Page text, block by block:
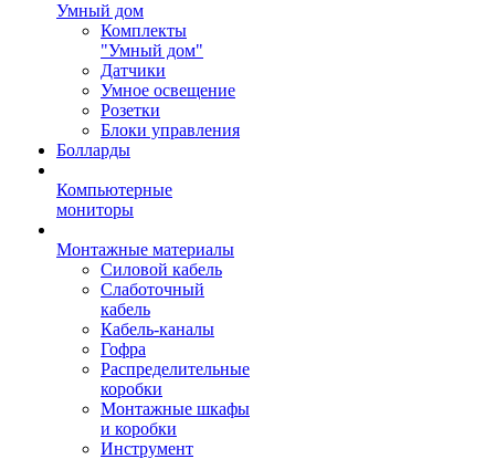
Умный дом
Комплекты
"Умный дом"
Датчики
Умное освещение
Розетки
Блоки управления
Болларды
Компьютерные
мониторы
Монтажные материалы
Силовой кабель
Слаботочный
кабель
Кабель-каналы
Гофра
Распределительные
коробки
Монтажные шкафы
и коробки
Инструмент